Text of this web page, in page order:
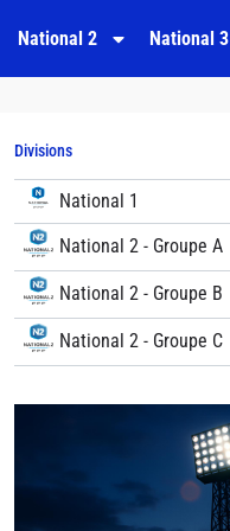
National 2 National 3
Divisions
National 1
National 2 - Groupe A
National 2 - Groupe B
National 2 - Groupe C